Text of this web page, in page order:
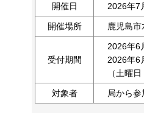
開催日 2026年7
開催場所 鹿児島
受付期間
2026年6
2026年6
（土曜
対象者 局から